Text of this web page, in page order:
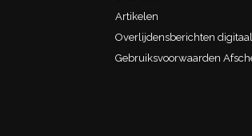
Artikelen
Overlijdensberichten digitaal
Gebruiksvoorwaarden